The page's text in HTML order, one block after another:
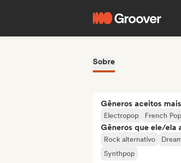
Sobre
Gêneros aceitos
Electropop French Pop
Gêneros que ele/ela
Rock alternativo
Synthpop